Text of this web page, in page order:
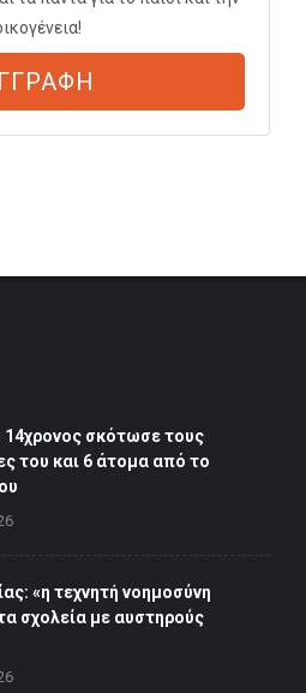
14χρονος σκότωσε τους
του και 6 άτομα από το
«η τεχνητή νοημοσύνη
σχολεία με αυστηρούς